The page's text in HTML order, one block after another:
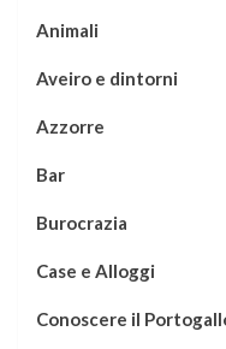
Animali
Aveiro e dintorni
Azzorre
Bar
Burocrazia
Case e Alloggi
Conoscere il